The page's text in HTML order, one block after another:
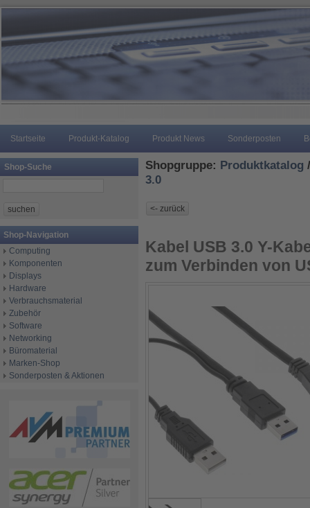
Startseite Produkt-Katalog Produkt News Sonderposten
Shop-Suche
Shop-Navigation
Computing
Komponenten
Displays
Hardware
Verbrauchsmaterial
Zubehör
Software
Networking
Büromaterial
Marken-Shop
Sonderposten & Aktionen
Shopgruppe: Produktkatalog
3.0
Kabel USB 3.0 Y-
zum Verbinden von